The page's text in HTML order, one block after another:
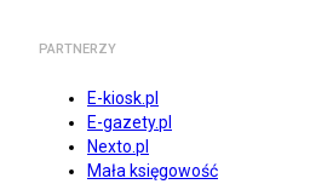
PARTNERZY
E-kiosk.pl
E-gazety.pl
Nexto.pl
Mała księgowość